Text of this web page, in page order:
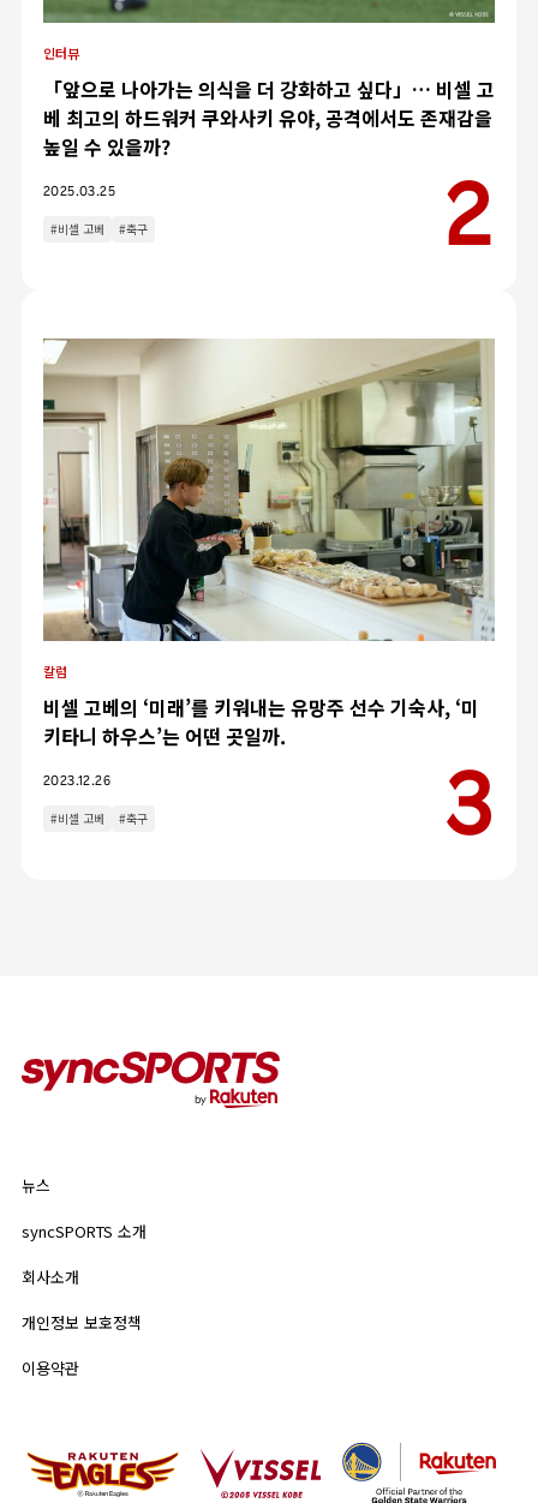
카테고리
인터뷰
기업 정보
개인정보 보호정책
이용약관
인터뷰
「앞으로 나아가는 의식을 더 강화하고 싶다」… 비셀 고
베 최고의 하드워커 쿠와사키 유야, 공격에서도 존재감을
높일 수 있을까?
2025.03.25
#비셀 고베 #축구
칼럼
비셀 고베의 ‘미래’를 키워내는 유망주 선수 기숙사, ‘미
키타니 하우스’는 어떤 곳일까.
2023.12.26
#비셀 고베 #축구
모든 태그
#이토 유키야
#Rakuten SPORTS ZONE
#야구장 맥주걸
#하야카와 타카히사
#타이라 류야 #구로카와 후미야
뉴스
syncSPORTS 소개
회사소개
개인정보 보호정책
이용약관